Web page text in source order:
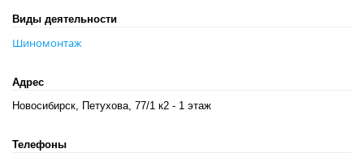
Виды деятельности
Шиномонтаж
Адрес
Новосибирск, Петухова, 77/1 к2 - 1 этаж
Телефоны